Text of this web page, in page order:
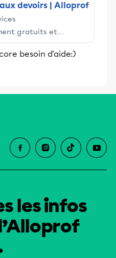
devoirs | Alloprof
gratuits et
engage les élèves
la réussite
besoin d'aide:)
les infos